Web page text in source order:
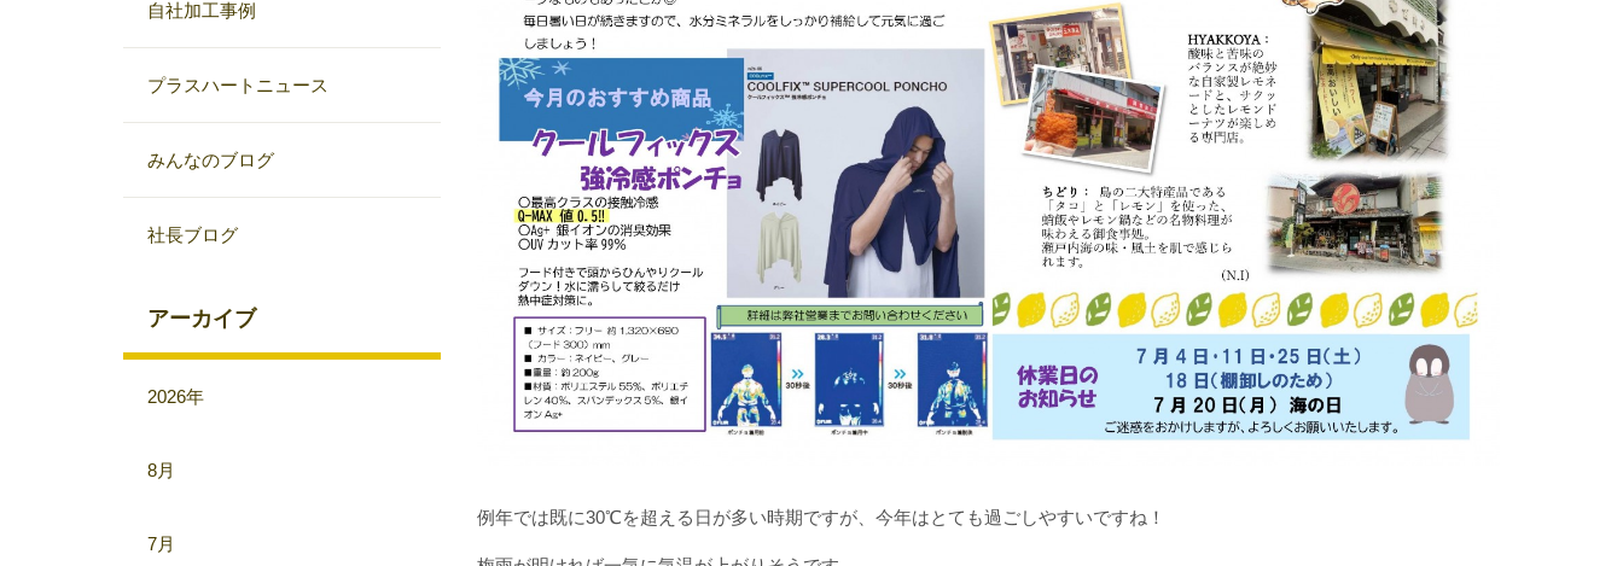
例年では既に30℃を超える日が多い時期ですが、今年はとても過ごしやすいですね！
自社加工事例
プラスハートニュース
みんなのブログ
社長ブログ
アーカイブ
2026年
8月
7月